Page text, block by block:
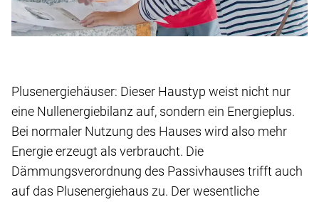
Plusenergiehäuser: Dieser Haustyp weist nicht nur
eine Nullenergiebilanz auf, sondern ein Energieplus.
Bei normaler Nutzung des Hauses wird also mehr
Energie erzeugt als verbraucht. Die
Dämmungsverordnung des Passivhauses trifft auch
auf das Plusenergiehaus zu. Der wesentliche